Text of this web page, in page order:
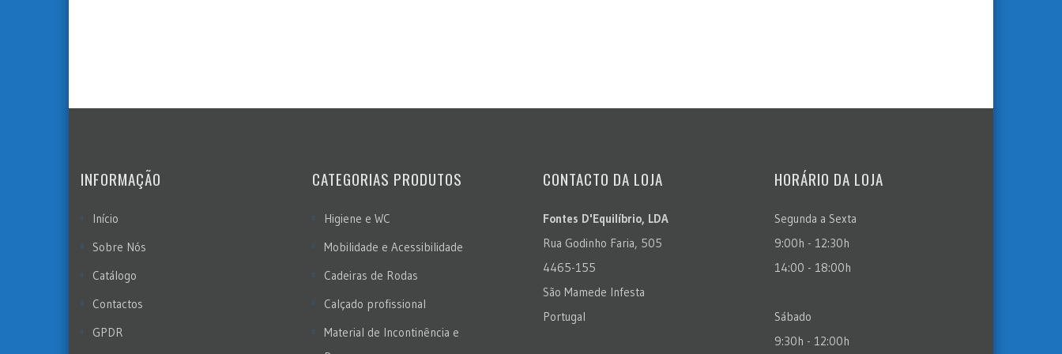
INFORMAÇÃO
Início
Sobre Nós
Catálogo
Contactos
GPDR
CATEGORIAS PRODUTOS
Higiene e WC
Mobilidade e Acessibilidade
Cadeiras de Rodas
Calçado profissional
Material de Incontinência e
CONTACTO DA LOJA
Fontes D'Equilíbrio, LDA
Rua Godinho Faria, 505
4465-155
São Mamede Infesta
Portugal
HORÁRIO DA LOJA
Segunda a Sexta
9:00h - 12:30h
14:00 - 18:00h
Sábado
9:30h - 12:00h